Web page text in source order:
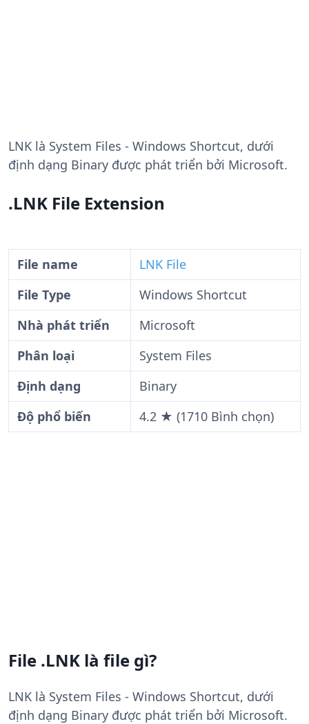
LNK là System Files - Windows Shortcut, dưới
định dạng Binary được phát triển bởi Microsoft.
.LNK File Extension
File name
LNK File
File Type
Windows Shortcut
Nhà phát triển
Microsoft
Phân loại
System Files
Định dạng
Binary
Độ phổ biến
4.2 ★ (1710 Bình chọn)
File .LNK là file gì?
LNK là System Files - Windows Shortcut, dưới
định dạng Binary được phát triển bởi Microsoft.